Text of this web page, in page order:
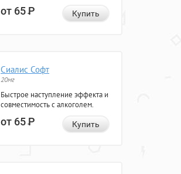
от 65Р Купить
Сиалис Софт
20мг
Быстрое наступление эффекта и
совместимость с алкоголем.
от 65Р Купить